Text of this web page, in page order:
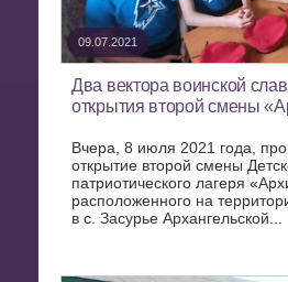
09.07.2021
Два вектора воинской
открытия второй смены
Вчера, 8 июля 2021 года,
открытие второй смены
патриотического лагеря
расположенного на
в с. Засурье Архангельской...